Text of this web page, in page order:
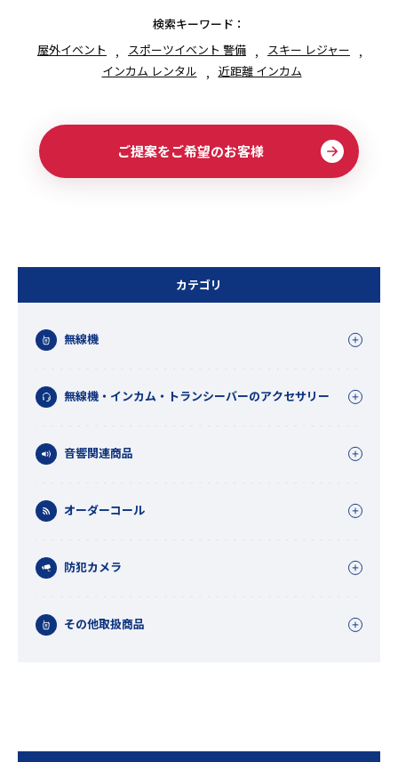
カテゴリ
無線機
無線機・インカム・トランシーバーのアクセサリー
音響関連商品
オーダーコール
防犯カメラ
その他取扱商品
検索キーワード：
屋外イベント
スポーツイベント 警備
スキー レジャー
インカム レンタル
近距離 インカム
ご提案をご希望のお客様